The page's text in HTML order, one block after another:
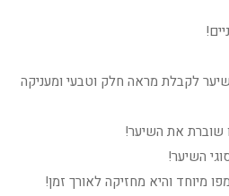
לקבלת מראה חלק וטבעי ומעניקה
שוברת את השיער!
השיער!
מיוחד והיא מחזיקה לאורך זמן!